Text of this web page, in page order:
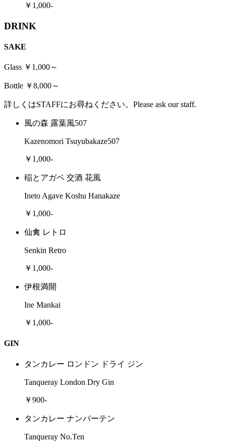
￥1,000-
DRINK
SAKE
Glass ￥1,000～
Bottle ￥8,000～
詳しくはSTAFFにお尋ねください。Please ask our staff.
風の森 露葉風507
Kazenomori Tsuyubakaze507
￥1,000-
稲とアガベ 交酒 花風
Ineto Agave Koshu Hanakaze
￥1,000-
仙禽 レトロ
Senkin Retro
￥1,000-
伊根満開
Ine Mankai
￥1,000-
GIN
タンカレー ロンドン ドライ ジン
Tanqueray London Dry Gin
￥900-
タンカレー ナンバーテン
Tanqueray No.Ten